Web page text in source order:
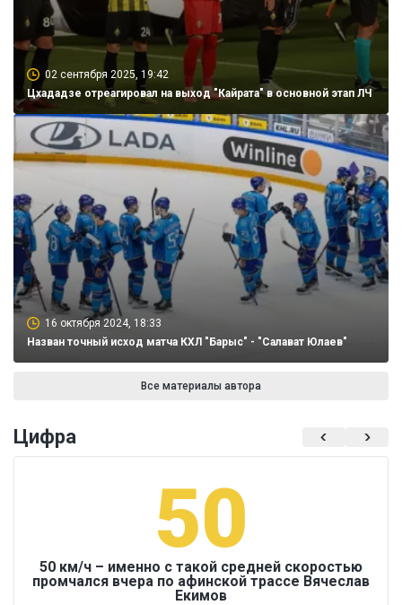
02 сентября 2025, 19:42
Цхададзе отреагировал на выход "Кайрата" в основной этап ЛЧ
16 октября 2024, 18:33
Назван точный исход матча КХЛ "Барыс" - "Салават Юлаев"
Все материалы автора
Цифра
50
50 км/ч – именно с такой средней скоростью
промчался вчера по афинской трассе Вячеслав
Екимов